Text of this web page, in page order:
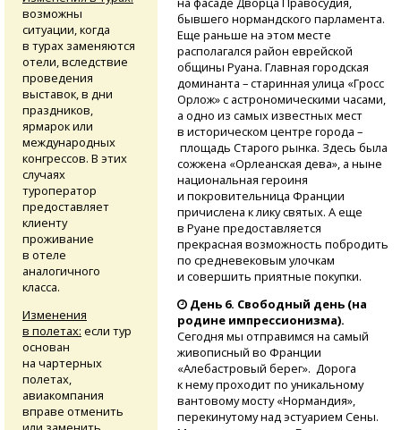
бывшего нормандского парламента.
Еще раньше на этом месте
располагался район еврейской
общины Руана. Главная городская
доминанта – старинная улица «Гросс
Орлож» с астрономическими часами,
а одно из самых известных мест
в историческом центре города –
площадь Старого рынка. Здесь была
сожжена «Орлеанская дева», а ныне
национальная героиня
и покровительница Франции
причислена к лику святых. А еще
в Руане предоставляется
прекрасная возможность побродить
по средневековым улочкам
и совершить приятные покупки.
День 6. Свободный день (на
родине импрессионизма).
Сегодня мы отправимся на самый
живописный во Франции
«Алебастровый берег». Дорога
к нему проходит по уникальному
вантовому мосту «Нормандия»,
перекинутому над эстуарием Сены.
возможны
ситуации, когда
в турах заменяются
отели, вследствие
проведения
выставок, в дни
праздников,
ярмарок или
международных
конгрессов. В этих
случаях
туроператор
предоставляет
клиенту
проживание
в отеле
аналогичного
класса.
Изменения
в полетах: если тур
основан
на чартерных
полетах,
авиакомпания
вправе отменить